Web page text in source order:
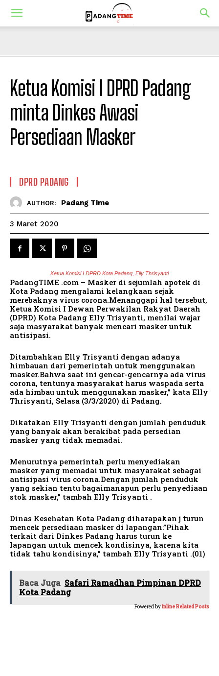
Ketua Komisi I DPRD Padang
minta Dinkes Awasi
Persediaan Masker
DPRD PADANG
AUTHOR: Padang Time
3 Maret 2020
Ketua Komisi I DPRD Kota Padang, Elly Thrisyanti
PadangTIME .com – Masker di sejumlah apotek di
Kota Padang mengalami kelangkaan sejak
merebaknya virus corona.Menanggapi hal tersebut,
Ketua Komisi I Dewan Perwakilan Rakyat Daerah
(DPRD) Kota Padang Elly Trisyanti, menilai wajar
saja masyarakat banyak mencari masker untuk
antisipasi.
Ditambahkan Elly Trisyanti dengan adanya
himbauan dari pemerintah untuk menggunakan
masker.Bahwa saat ini gencar-gencarnya ada virus
corona, tentunya masyarakat harus waspada serta
ada himbau untuk menggunakan masker,” kata Elly
Thrisyanti, Selasa (3/3/2020) di Padang.
Dikatakan Elly Trisyanti dengan jumlah penduduk
yang banyak akan berakibat pada persedian
masker yang tidak memadai.
Menurutnya pemerintah perlu menyediakan
masker yang memadai untuk masyarakat sebagai
antisipasi virus corona.Dengan jumlah penduduk
yang sekian tentu bagaimanapun perlu penyediaan
stok masker,” tambah Elly Trisyanti .
Dinas Kesehatan Kota Padang diharapakan j turun
mencek persediaan masker di lapangan.”Pihak
terkait dari Dinkes Padang harus turun ke
lapangan untuk mencek kondisinya, karena kita
tidak tahu kondisinya,” tambah Elly Trisyanti .(01)
Baca Juga Safari Ramadhan Pimpinan DPRD
Kota Padang
Powered byInline Related Posts